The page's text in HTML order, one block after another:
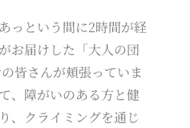
っという間に2時間が経
お届けした「大人の団
皆さんが頬張っていま
、障がいのある方と健
、クライミングを通じ